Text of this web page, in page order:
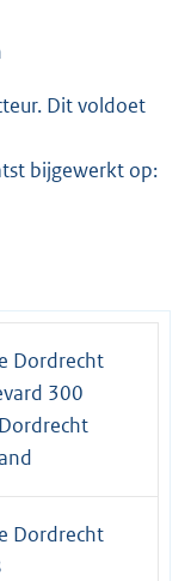
Dit voldoet
bijgewerkt op:
Dordrecht
300
Dordrecht